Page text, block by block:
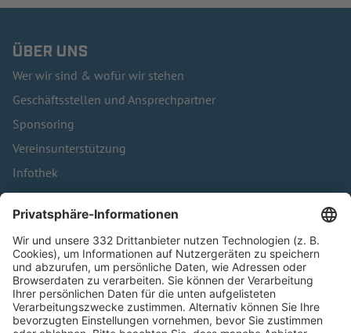
ÜBER UNS
Wer wir sind & wofür wir stehen
Geschäftsstellen und Ansprechpartner
Sponsoring
Vereinsunterstützung
Infothek
Kontakt
HÄUFIG BESUCHTE SEITEN
Pässe und Vereinswechsel
Trainerausbildung
Schulungsangebot Vereinsmitarbeiter